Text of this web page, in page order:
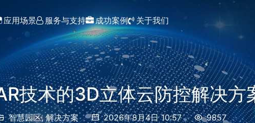
应用场景 服务与支持 成功案例 关于我们
技术的3D立体云防控解决方
智慧园区,解决方案 2026年8月4日 10:57 9857